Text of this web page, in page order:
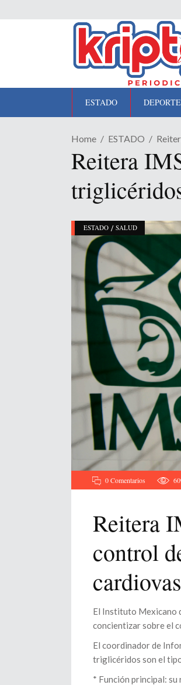
ESTADO
Home ESTADO
Reitera
ESTADO / SALUD
0 Comentarios
Reitera
control
El Instituto Mexicano
concientizar sobre el
El coordinador de
triglicéridos son el
* Función principal: